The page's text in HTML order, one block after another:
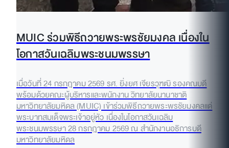
MUIC ร่วมพิธีถวายพระพรชัยมงคล เนื่องใน
โอกาสวันเฉลิมพระชนมพรรษา
เมื่อวันที่ 24 กรกฎาคม 2569 รศ. ยิ่งยศ เจียรวุฑฒิ รองคณบดี
พร้อมด้วยคณะผู้บริหารและพนักงาน วิทยาลัยนานาชาติ
มหาวิทยาลัยมหิดล (MUIC) เข้าร่วมพิธีถวายพระพรชัยมงคลแด่
พระบาทสมเด็จพระเจ้าอยู่หัว เนื่องในโอกาสวันเฉลิม
พระชนมพรรษา 28 กรกฎาคม 2569 ณ สำนักงานอธิการบดี
มหาวิทยาลัยมหิดล